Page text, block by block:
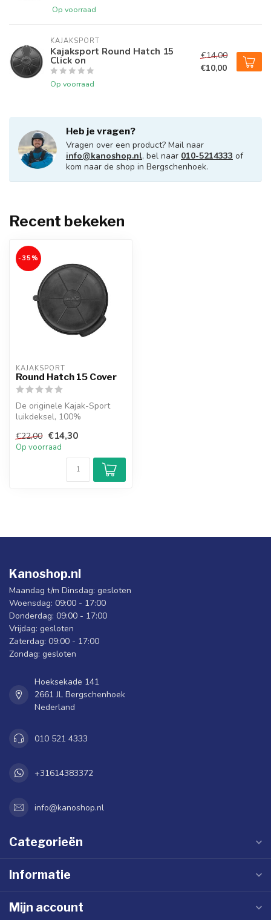
Op voorraad
KAJAKSPORT
Kajaksport Round Hatch 15
Click on
Op voorraad
€14,00
€10,00
Heb je vragen?
Vragen over een product? Mail naar
info@kanoshop.nl, bel naar 010-5214333 of
kom naar de shop in Bergschenhoek.
Recent bekeken
-35%
KAJAKSPORT
Round Hatch 15 Cover
De originele Kajak-Sport
luikdeksel, 100%
€22,00 €14,30
Op voorraad
Kanoshop.nl
Maandag t/m Dinsdag: gesloten
Woensdag: 09:00 - 17:00
Donderdag: 09:00 - 17:00
Vrijdag: gesloten
Zaterdag: 09:00 - 17:00
Zondag: gesloten
Hoeksekade 141
2661 JL Bergschenhoek
Nederland
010 521 4333
+31614383372
info@kanoshop.nl
Categorieën
Informatie
Mijn account